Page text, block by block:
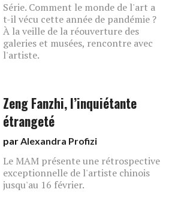
Série. Comment le monde de l'art a
t-il vécu cette année de pandémie ?
À la veille de la réouverture des
galeries et musées, rencontre avec
l'artiste.
Zeng Fanzhi, l’inquiétante
étrangeté
parAlexandra Profizi
Le MAM présente une rétrospective
exceptionnelle de l'artiste chinois
jusqu'au 16 février.